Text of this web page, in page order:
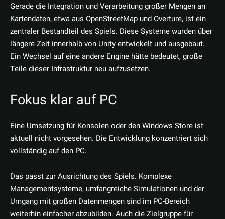
Gerade die Integration und Verarbeitung großer Mengen an
Kartendaten, etwa aus OpenStreetMap und Overture, ist ein
zentraler Bestandteil des Spiels. Diese Systeme wurden über
längere Zeit innerhalb von Unity entwickelt und ausgebaut.
Ein Wechsel auf eine andere Engine hätte bedeutet, große
Teile dieser Infrastruktur neu aufzusetzen.
Fokus klar auf PC
Eine Umsetzung für Konsolen oder den Windows Store ist
aktuell nicht vorgesehen. Die Entwicklung konzentriert sich
vollständig auf den PC.
Das passt zur Ausrichtung des Spiels. Komplexe
Managementsysteme, umfangreiche Simulationen und der
Umgang mit großen Datenmengen sind im PC-Bereich
weiterhin einfacher abzubilden. Auch die Zielgruppe für